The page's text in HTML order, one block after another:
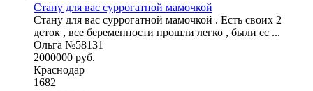
Стану для вас суррогатной мамочкой
Стану для вас суррогатной мамочкой . Есть своих 2
деток , все беременности прошли легко , были ес ...
Ольга №58131
2000000 руб.
Краснодар
1682